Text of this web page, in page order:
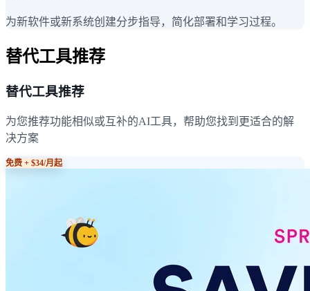
为新软件或新系统创建分步指导，简化部署和学习过程。
替代工具推荐
替代工具推荐
为您推荐功能相似或互补的AI工具，帮助您找到更适合的解
决方案
免费 + $34/月起